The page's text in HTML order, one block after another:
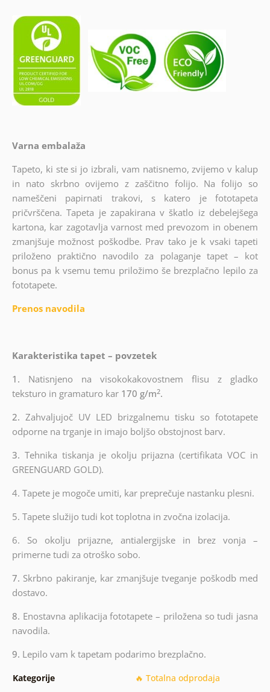
Varna embalaža
Tapeto, ki ste si jo izbrali, vam natisnemo, zvijemo v kalup
in nato skrbno ovijemo z zaščitno folijo. Na folijo so
nameščeni papirnati trakovi, s katero je fototapeta
pričvrščena. Tapeta je zapakirana v škatlo iz debelejšega
kartona, kar zagotavlja varnost med prevozom in obenem
zmanjšuje možnost poškodbe. Prav tako je k vsaki tapeti
priloženo praktično navodilo za polaganje tapet – kot
bonus pa k vsemu temu priložimo še brezplačno lepilo za
fototapete.
Prenos navodila
Karakteristika tapet – povzetek
1. Natisnjeno na visokokakovostnem flisu z gladko
teksturo in gramaturo kar 170 g/m2.
2. Zahvaljujoč UV LED brizgalnemu tisku so fototapete
odporne na trganje in imajo boljšo obstojnost barv.
3. Tehnika tiskanja je okolju prijazna (certifikata VOC in
GREENGUARD GOLD).
4. Tapete je mogoče umiti, kar preprečuje nastanku plesni.
5. Tapete služijo tudi kot toplotna in zvočna izolacija.
6. So okolju prijazne, antialergijske in brez vonja –
primerne tudi za otroško sobo.
7. Skrbno pakiranje, kar zmanjšuje tveganje poškodb med
dostavo.
8. Enostavna aplikacija fototapete – priložena so tudi jasna
navodila.
9. Lepilo vam k tapetam podarimo brezplačno.
Kategorije 🔥 Totalna odprodaja